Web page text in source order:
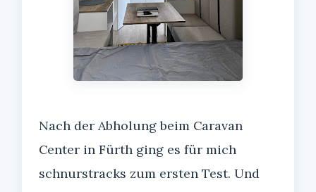
Nach der Abholung beim Caravan
Center in Fürth ging es für mich
schnurstracks zum ersten Test. Und